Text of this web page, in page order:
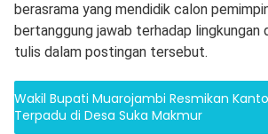
berasrama yang mendidik calon
bertanggung jawab terhadap lingkungan
tulis dalam postingan tersebut.
Wakil Bupati Muarojambi Resmikan
Terpadu di Desa Suka Makmur